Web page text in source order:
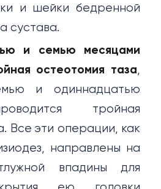
и шейки бедренной
сустава.
и семью месяцами
остеотомия таза,
и одиннадцатью
тройная
Все эти операции, как
направлены на
впадины для